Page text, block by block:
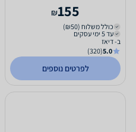
155
₪
כולל משלוח (₪50)
עד 5 ימי עסקים
ב- דיאז
5.0
(320)
לפרטים נוספים